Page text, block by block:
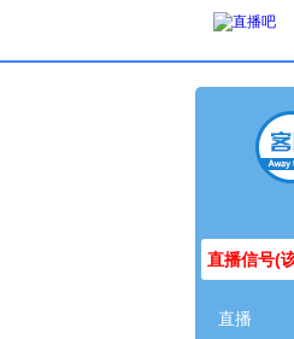
直播信号(
直播